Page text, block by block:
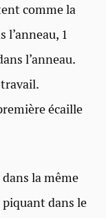
comme la
l’anneau, 1
l’anneau.
écaille
la même
dans le